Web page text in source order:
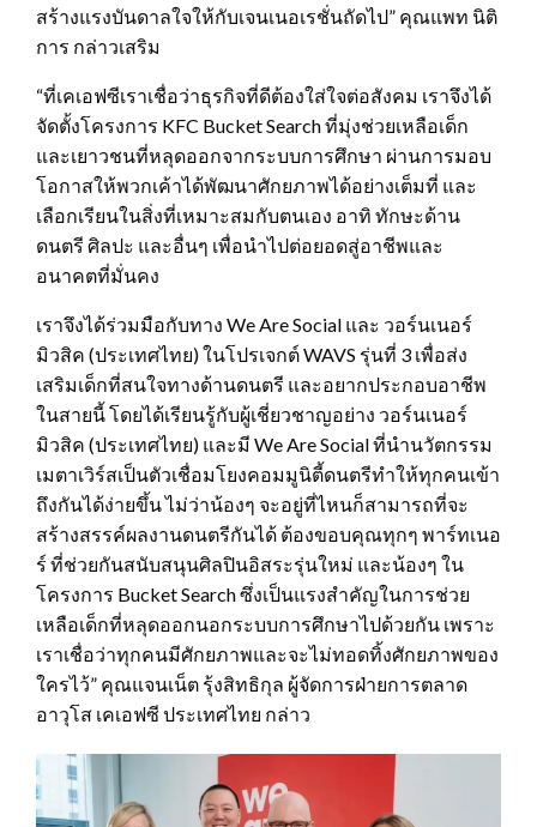
สร้างแรงบันดาลใจให้กับเจนเนอเรชั่นถัดไป” คุณแพท นิติ
การ กล่าวเสริม
“ที่เคเอฟซีเราเชื่อว่าธุรกิจที่ดีต้องใส่ใจต่อสังคม เราจึงได้
จัดตั้งโครงการ KFC Bucket Search ที่มุ่งช่วยเหลือเด็ก
และเยาวชนที่หลุดออกจากระบบการศึกษา ผ่านการมอบ
โอกาสให้พวกเค้าได้พัฒนาศักยภาพได้อย่างเต็มที่ และ
เลือกเรียนในสิ่งที่เหมาะสมกับตนเอง อาทิ ทักษะด้าน
ดนตรี ศิลปะ และอื่นๆ เพื่อนำไปต่อยอดสู่อาชีพและ
อนาคตที่มั่นคง
เราจึงได้ร่วมมือกับทาง We Are Social และ วอร์นเนอร์
มิวสิค (ประเทศไทย) ในโปรเจกต์ WAVS รุ่นที่ 3 เพื่อส่ง
เสริมเด็กที่สนใจทางด้านดนตรี และอยากประกอบอาชีพ
ในสายนี้ โดยได้เรียนรู้กับผู้เชี่ยวชาญอย่าง วอร์นเนอร์
มิวสิค (ประเทศไทย) และมี We Are Social ที่นำนวัตกรรม
เมตาเวิร์สเป็นตัวเชื่อมโยงคอมมูนิตี้ดนตรีทำให้ทุกคนเข้า
ถึงกันได้ง่ายขึ้น ไม่ว่าน้องๆ จะอยู่ที่ไหนก็สามารถที่จะ
สร้างสรรค์ผลงานดนตรีกันได้ ต้องขอบคุณทุกๆ พาร์ทเนอ
ร์ ที่ช่วยกันสนับสนุนศิลปินอิสระรุ่นใหม่ และน้องๆ ใน
โครงการ Bucket Search ซึ่งเป็นแรงสำคัญในการช่วย
เหลือเด็กที่หลุดออกนอกระบบการศึกษาไปด้วยกัน เพราะ
เราเชื่อว่าทุกคนมีศักยภาพและจะไม่ทอดทิ้งศักยภาพของ
ใครไว้” คุณแจนเน็ต รุ้งสิทธิกุล ผู้จัดการฝ่ายการตลาด
อาวุโส เคเอฟซี ประเทศไทย กล่าว